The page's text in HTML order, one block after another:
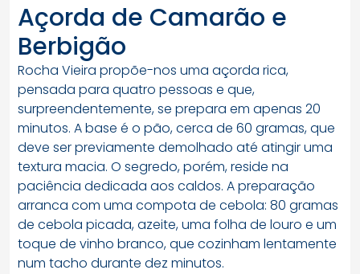
Açorda de Camarão e
Berbigão
Rocha Vieira propõe-nos uma açorda rica,
pensada para quatro pessoas e que,
surpreendentemente, se prepara em apenas 20
minutos. A base é o pão, cerca de 60 gramas, que
deve ser previamente demolhado até atingir uma
textura macia. O segredo, porém, reside na
paciência dedicada aos caldos. A preparação
arranca com uma compota de cebola: 80 gramas
de cebola picada, azeite, uma folha de louro e um
toque de vinho branco, que cozinham lentamente
num tacho durante dez minutos.